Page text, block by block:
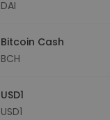
DAI
Bitcoin Cash
BCH
USD1
USD1